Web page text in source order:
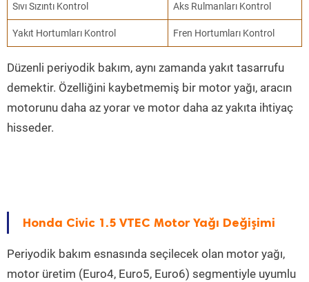
Sıvı Sızıntı Kontrol Aks Rulmanları Kontrol
Yakıt Hortumları Kontrol Fren Hortumları Kontrol
Düzenli periyodik bakım, aynı zamanda yakıt tasarrufu
demektir. Özelliğini kaybetmemiş bir motor yağı, aracın
motorunu daha az yorar ve motor daha az yakıta ihtiyaç
hisseder.
Honda Civic 1.5 VTEC Motor Yağı Değişimi
Periyodik bakım esnasında seçilecek olan motor yağı,
motor üretim (Euro4, Euro5, Euro6) segmentiyle uyumlu